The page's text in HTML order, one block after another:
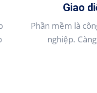
Giao
Phần mềm là
nghiệp.